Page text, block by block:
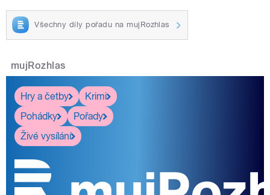
Všechny díly pořadu na mujRozhlas
mujRozhlas
Hry a četby
Krimi
Pohádky
Pořady
Živé vysílání